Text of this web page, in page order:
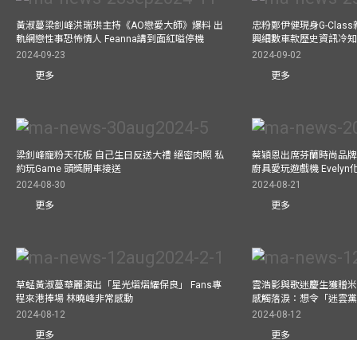
黃淑蔓梁釗峰洪瑞珙主持《AO戀愛大師》爆料 出
軌網戀性事恐怖情人 Feanna講到面紅嗌停機
2024-09-23
更多
忠粉鄭伊健現身G-
興細數車款歷史資訊冷
2024-09-02
更多
梁釗峰寵粉天花板 自己生日反送大禮 絕密肉照 私
約玩Game 頭獎開車接送
2024-08-30
更多
蔡穎恩出席芬蘭時尚品
廚具愛玩遊戲機 Evelyn
2024-08-21
更多
草蜢黃淑蔓華麗演出「星光熠熠耀保良」 Fans專
程來港捧場 林曉峰非常感動
2024-08-12
更多
雲浩影與歌迷慶生獲贈
感觸落淚：想令「迷雲
2024-08-12
更多